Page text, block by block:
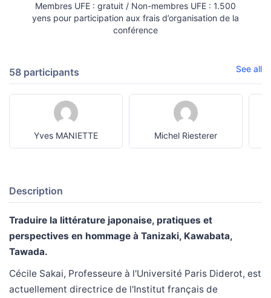
Membres UFE : gratuit / Non-membres UFE : 1.500
yens pour participation aux frais d’organisation de la
conférence
58 participants See all
Yves MANIETTE Michel Riesterer
Description
Traduire la littérature japonaise, pratiques et
perspectives en hommage à Tanizaki, Kawabata,
Tawada.
Cécile Sakai, Professeure à l'Université Paris Diderot, est
actuellement directrice de l'Institut français de